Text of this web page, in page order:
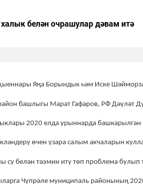
белән очрашулар дәвам итә
Яңа Борындык һәм Иске
башлыгы Марат Гафаров, РФ Дәүләт
2020 елда урыннарда башкарылган
өчен үзара салым акчаларын
су белән тәэмин итү төп проблема
Чүпрәле муниципаль районының